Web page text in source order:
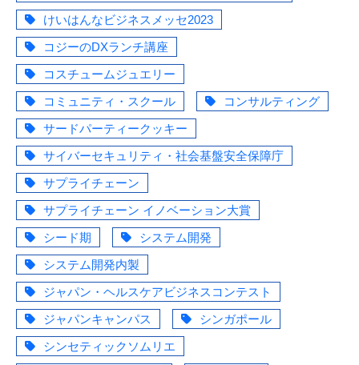
けいはんなビジネスメッセ2023
コジーのDXランチ講座
コスチュームジュエリー
コミュニティ・スクール
コンサルティング
サードパーティークッキー
サイバーセキュリティ・社会基盤安全保障庁
サプライチェーン
サプライチェーン イノベーション大賞
シード期
システム開発
システム開発内製
ジャパン・ヘルスケアビジネスコンテスト
ジャパンキャンパス
シンガポール
シンセティックソムリエ